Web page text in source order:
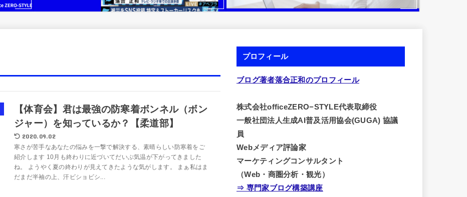
【体育会】君は最強の防寒着ボンネル（ボン
ジャー）を知っているか？【柔道部】
2020.09.02
寒さが苦手なあなたの悩みを一撃で解決する、素晴らしい防寒着をご
紹介します 10月も終わりに近づいてだいぶ気温が下がってきました
ね。 ようやく夏の終わりが見えてきたような気がします。 まぁ私はま
だまだ半袖の上、汗ビショビシ...
プロフィール
ブログ著者落合正和のプロフィール
株式会社officeZERO−STYLE代表取締役
一般社団法人生成AI普及活用協会(GUGA) 協議
員
Webメディア評論家
マーケティングコンサルタント
（Web・商圏分析・観光）
⇒ 専門家ブログ構築講座